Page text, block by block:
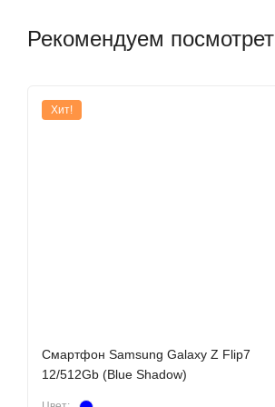
Невероятное качество селфи и
«Чат-ассистент», позволяющая
Рекомендуем
Хит!
Смартфон Samsung Galaxy Z Flip7
12/512Gb (Blue Shadow)